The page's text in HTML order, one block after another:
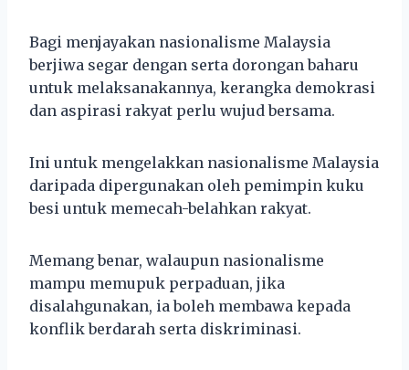
Bagi menjayakan nasionalisme Malaysia
berjiwa segar dengan serta dorongan baharu
untuk melaksanakannya, kerangka demokrasi
dan aspirasi rakyat perlu wujud bersama.
Ini untuk mengelakkan nasionalisme Malaysia
daripada dipergunakan oleh pemimpin kuku
besi untuk memecah-belahkan rakyat.
Memang benar, walaupun nasionalisme
mampu memupuk perpaduan, jika
disalahgunakan, ia boleh membawa kepada
konflik berdarah serta diskriminasi.